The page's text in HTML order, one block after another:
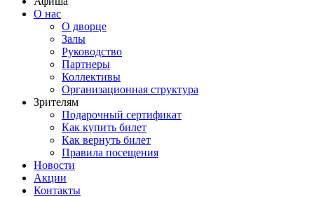
О нас
О дворце
Залы
Руководство
Партнеры
Коллективы
Организационная структура
Зрителям
Подарочный сертификат
Как купить билет
Как вернуть билет
Правила посещения
Новости
Акции
Контакты